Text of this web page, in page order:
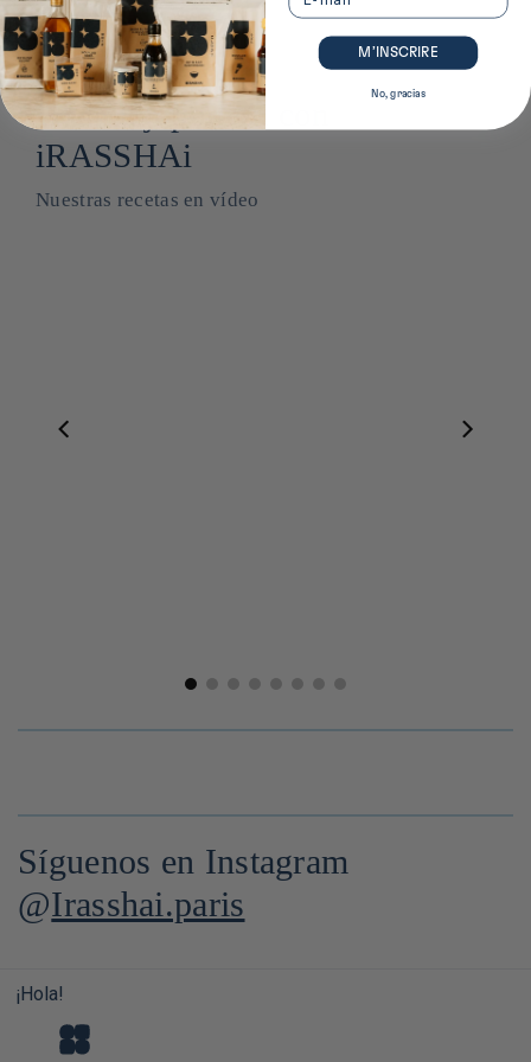
Cocina japonesa con
iRASSHAi
Nuestras recetas en vídeo
Síguenos en Instagram
@Irasshai.paris
¡Hola!
M’INSCRIRE
No, gracias